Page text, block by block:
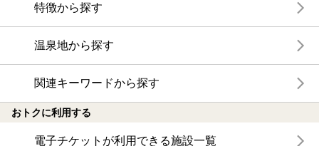
特徴から探す
温泉地から探す
関連キーワードから探す
おトクに利用する
電子チケットが利用できる施設一覧